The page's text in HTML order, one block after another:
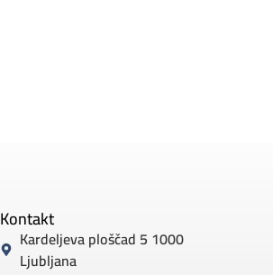
Kontakt
Kardeljeva ploščad 5 1000
Ljubljana